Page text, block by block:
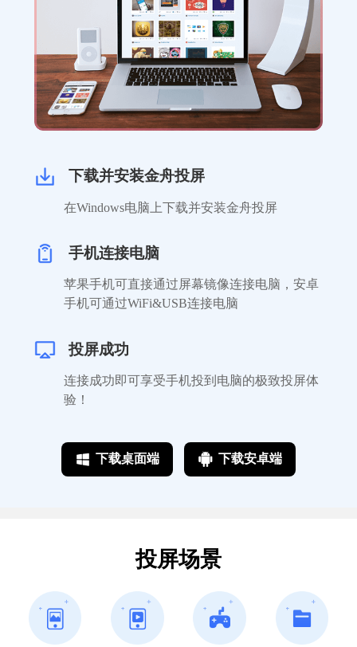
下载并安装金舟投屏
在Windows电脑上下载并安装金舟投屏
手机连接电脑
苹果手机可直接通过屏幕镜像连接电脑，安卓
手机可通过WiFi&USB连接电脑
投屏成功
连接成功即可享受手机投到电脑的极致投屏体
验！
下载桌面端 下载安卓端
投屏场景
无意中看到这个投屏工具，没想到这么好